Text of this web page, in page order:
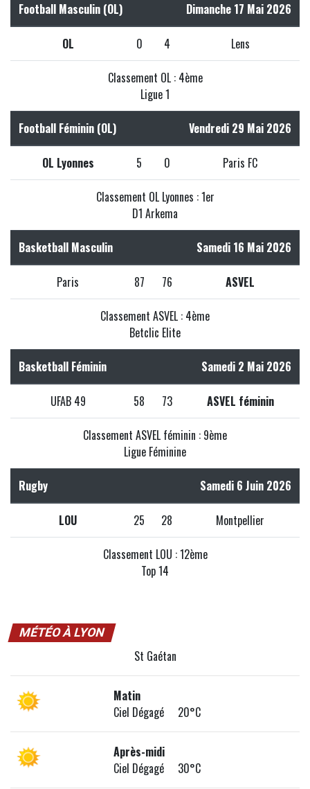
Football Masculin (OL) Dimanche 17 Mai 2026
OL 0 4 Lens
Classement OL : 4ème
Ligue 1
Football Féminin (OL) Vendredi 29 Mai 2026
OL Lyonnes 5 0 Paris FC
Classement OL Lyonnes : 1er
D1 Arkema
Basketball Masculin Samedi 16 Mai 2026
Paris 87 76 ASVEL
Classement ASVEL : 4ème
Betclic Elite
Basketball Féminin Samedi 2 Mai 2026
UFAB 49 58 73 ASVEL féminin
Classement ASVEL féminin : 9ème
Ligue Féminine
Rugby Samedi 6 Juin 2026
LOU 25 28 Montpellier
Classement LOU : 12ème
Top 14
MÉTÉO À LYON
St Gaétan
Matin
Ciel Dégagé 20°C
Après-midi
Ciel Dégagé 30°C